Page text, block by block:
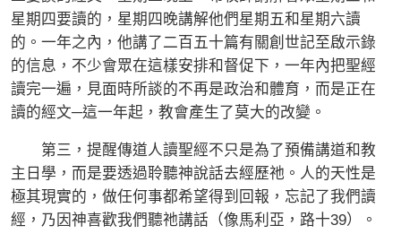
星期四要讀的，星期四晚講解他們星期五和星期六讀
的。一年之內，他講了二百五十篇有關創世記至啟示錄
的信息，不少會眾在這樣安排和督促下，一年內把聖經
讀完一遍，見面時所談的不再是政治和體育，而是正在
讀的經文─這一年起，教會產生了莫大的改變。
第三，提醒傳道人讀聖經不只是為了預備講道和教
主日學，而是要透過聆聽神說話去經歷祂。人的天性是
極其現實的，做任何事都希望得到回報，忘記了我們讀
經，乃因神喜歡我們聽祂講話（像馬利亞，路十39）。